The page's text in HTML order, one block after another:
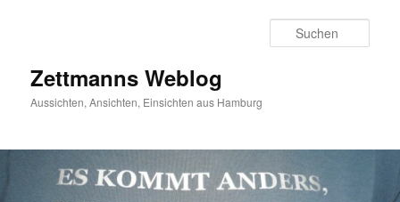
Zettmanns Weblog
Aussichten, Ansichten, Einsichten aus Hamburg